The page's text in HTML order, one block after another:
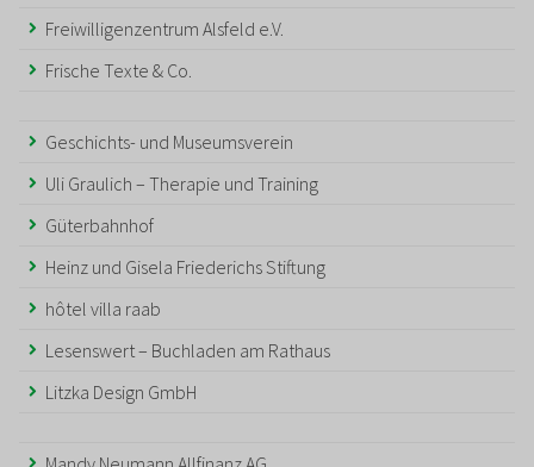
Freiwilligenzentrum Alsfeld e.V.
Frische Texte & Co.
Geschichts- und Museumsverein
Uli Graulich – Therapie und Training
Güterbahnhof
Heinz und Gisela Friederichs Stiftung
hôtel villa raab
Lesenswert – Buchladen am Rathaus
Litzka Design GmbH